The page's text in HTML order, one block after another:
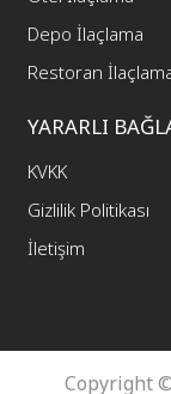
Depo İlaçlama
Restoran
YARARLI
KVKK
Gizlilik Politikası
İletişim
Copyright